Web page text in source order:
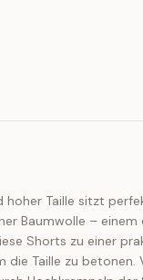
Taille sitzt
Baumwolle –
Shorts zu einer
Taille zu betonen.